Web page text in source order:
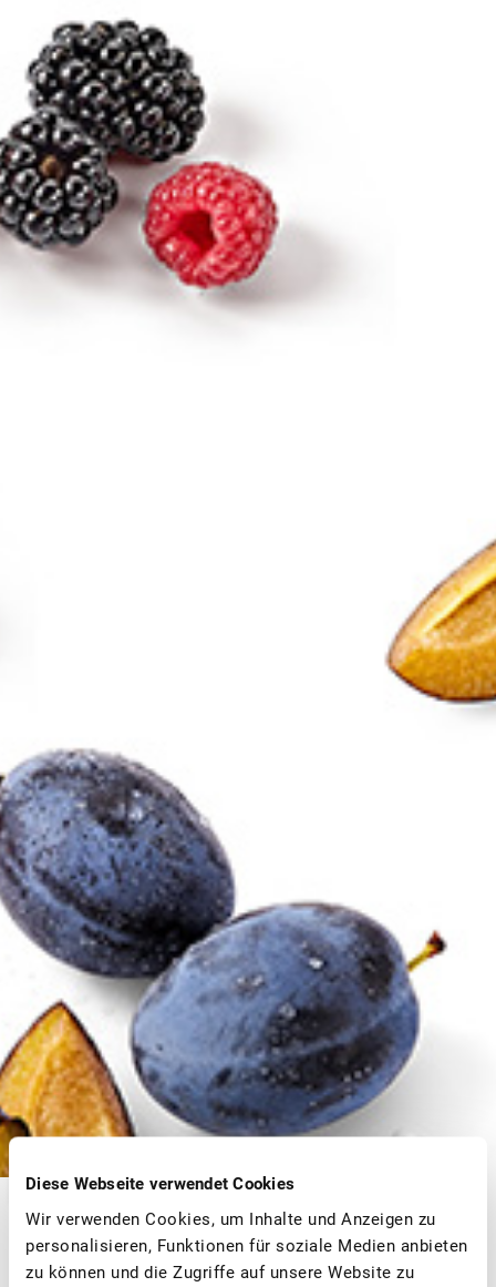
Diese Webseite verwendet Cookies
Wir verwenden Cookies, um Inhalte und Anzeigen zu
personalisieren, Funktionen für soziale Medien anbieten
zu können und die Zugriffe auf unsere Website zu
FRISCHI
SCHWIIZER FRÜCHT